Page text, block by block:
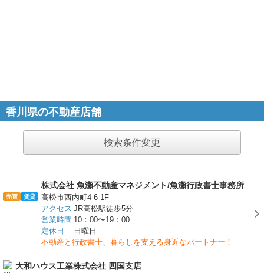
香川県の不動産店舗
検索条件変更
売買 賃貸
株式会社 魚瀬不動産マネジメント/魚瀬行政書士事務所
高松市西内町4-6-1F
アクセス JR高松駅徒歩5分
営業時間 10：00〜19：00
定休日
日曜日
不動産と行政書士、暮らしを支える身近なパートナー！
大和ハウス工業株式会社 四国支店